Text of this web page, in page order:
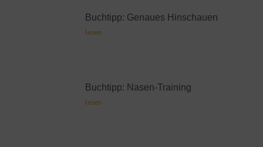
Buchtipp: Genaues Hinschauen
lesen
Buchtipp: Nasen-Training
lesen